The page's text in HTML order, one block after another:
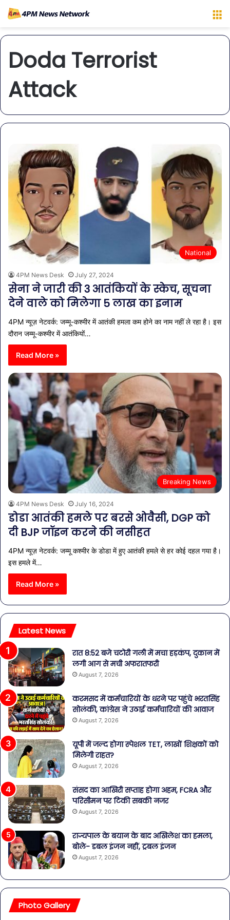
Doda Terrorist
Attack
National
4PM News Desk July 27, 2024
सेना ने जारी की 3 आतंकियों के स्केच, सूचना
देने वाले को मिलेगा 5 लाख का इनाम
4PM न्यूज़ नेटवर्क: जम्मू-कश्मीर में आतंकी हमला कम होने का नाम नहीं ले रहा है। इस
दौरान जम्मू-कश्मीर में आतंकियों…
Read More »
Breaking News
4PM News Desk July 16, 2024
डोडा आतंकी हमले पर बरसे ओवैसी, DGP को
दी BJP जॉइन करने की नसीहत
4PM न्यूज़ नेटवर्क: जम्मू कश्मीर के डोडा में हुए आतंकी हमले से हर कोई दहल गया है।
इस हमले में…
Read More »
Latest News
रात 8:52 बजे चटोरी गली में मचा हड़कंप, दुकान में
लगी आग से मची अफरातफरी
August 7, 2026
करमसद में कर्मचारियों के धरने पर पहुंचे भरतसिंह
सोलंकी, कांग्रेस ने उठाई कर्मचारियों की आवाज
August 7, 2026
यूपी में जल्द होगा स्पेशल TET, लाखों शिक्षकों को
मिलेगी राहत?
August 7, 2026
संसद का आखिरी सप्ताह होगा अहम, FCRA और
परिसीमन पर टिकी सबकी नजर
August 7, 2026
राज्यपाल के बयान के बाद अखिलेश का हमला,
बोले- डबल इंजन नहीं, ट्रबल इंजन
August 7, 2026
Photo Gallery